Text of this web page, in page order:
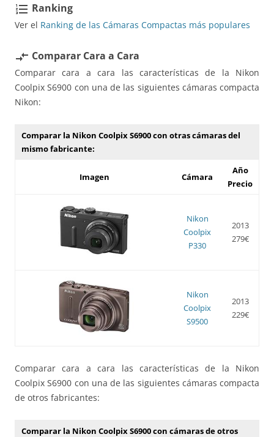
format_list_numbered Ranking
Ver el Ranking de las Cámaras Compactas más populares
compare_arrows Comparar Cara a Cara
Comparar cara a cara las características de la Nikon
Coolpix S6900 con una de las siguientes cámaras compacta
Nikon:
Comparar la Nikon Coolpix S6900 con otras cámaras del
mismo fabricante:
Imagen Cámara
Año
Precio
Nikon
Coolpix
P330
2013
279€
Nikon
Coolpix
S9500
2013
229€
Comparar cara a cara las características de la Nikon
Coolpix S6900 con una de las siguientes cámaras compacta
de otros fabricantes:
Comparar la Nikon Coolpix S6900 con cámaras de otros